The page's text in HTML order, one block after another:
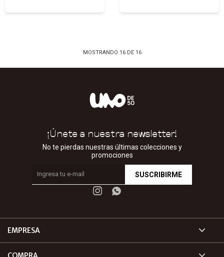
MOSTRANDO 16DE 16
EMPRESA
¡Únete a nuestra newsletter!
No te pierdas nuestras últimas colecciones y
promociones
SUSCRIBIRME
 